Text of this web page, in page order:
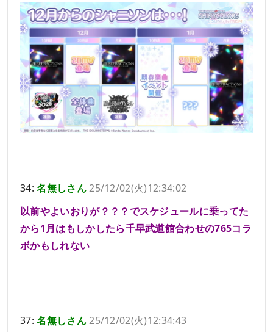
34:名無しさん25/12/02(火)12:34:02
以前やよいおりが？？？でスケジュールに乗ってた
から1月はもしかしたら千早武道館合わせの765コラ
ボかもしれない
37:名無しさん25/12/02(火)12:34:43